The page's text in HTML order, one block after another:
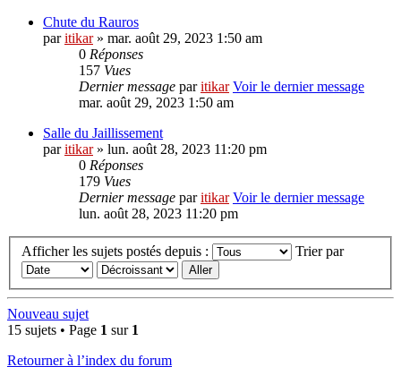
Chute du Rauros
paritikar» mar. août 29, 2023 1:50 am
0 Réponses
157 Vues
Dernier message paritikar Voir le dernier message
mar. août 29, 2023 1:50 am
Salle du Jaillissement
paritikar» lun. août 28, 2023 11:20 pm
0 Réponses
179 Vues
Dernier message paritikar Voir le dernier message
lun. août 28, 2023 11:20 pm
Afficher les sujets postés depuis : Trier par
Nouveau sujet
15 sujets • Page 1 sur 1
Retourner à l’index du forum